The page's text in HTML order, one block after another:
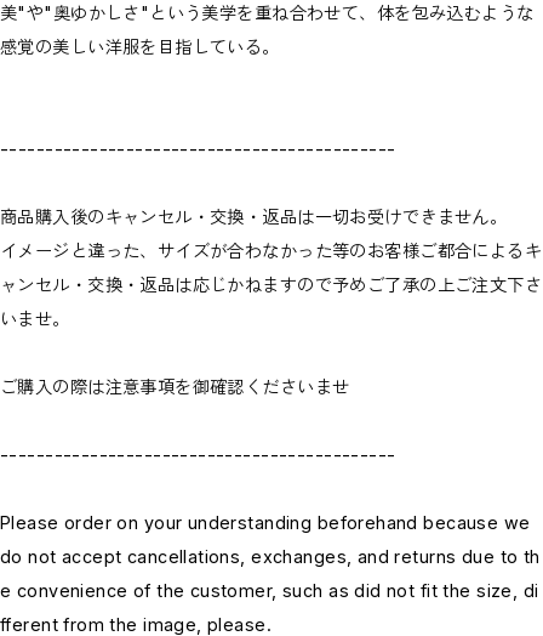
美"や"奥ゆかしさ"という美学を重ね合わせて、体を包み込むような
感覚の美しい洋服を目指している。
--------------------------------------------
商品購入後のキャンセル・交換・返品は一切お受けできません。
イメージと違った、サイズが合わなかった等のお客様ご都合によるキ
ャンセル・交換・返品は応じかねますので予めご了承の上ご注文下さ
いませ。
ご購入の際は注意事項を御確認くださいませ
--------------------------------------------
Please order on your understanding beforehand because we
do not accept cancellations, exchanges, and returns due to th
e convenience of the customer, such as did not fit the size, di
fferent from the image, please.